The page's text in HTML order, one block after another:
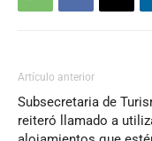
Artículo anterior
Subsecretaria de
reiteró llamado a